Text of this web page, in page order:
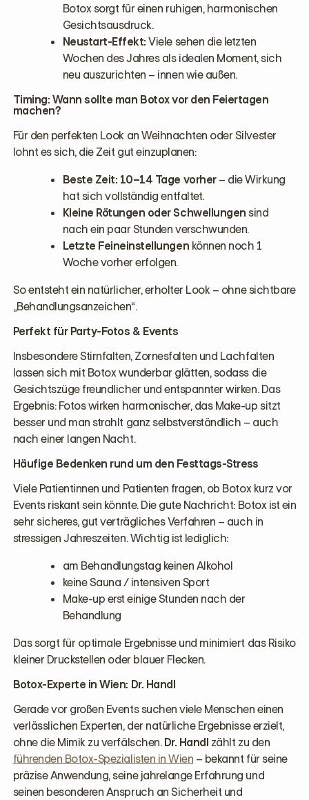
Botox sorgt für einen ruhigen, harmonischen
Gesichtsausdruck.
Neustart-Effekt:Viele sehen die letzten
Wochen des Jahres als idealen Moment, sich
neu auszurichten – innen wie außen.
Timing: Wann sollte man Botox vor den Feiertagen
machen?
Für den perfekten Look an Weihnachten oder Silvester
lohnt es sich, die Zeit gut einzuplanen:
Beste Zeit: 10–14 Tage vorher– die Wirkung
hat sich vollständig entfaltet.
Kleine Rötungen oder Schwellungensind
nach ein paar Stunden verschwunden.
Letzte Feineinstellungen können noch 1
Woche vorher erfolgen.
So entsteht ein natürlicher, erholter Look – ohne sichtbare
„Behandlungsanzeichen“.
Perfekt für Party-Fotos & Events
Insbesondere Stirnfalten, Zornesfalten und Lachfalten
lassen sich mit Botox wunderbar glätten, sodass die
Gesichtszüge freundlicher und entspannter wirken. Das
Ergebnis: Fotos wirken harmonischer, das Make-up sitzt
besser und man strahlt ganz selbstverständlich – auch
nach einer langen Nacht.
Häufige Bedenken rund um den Festtags-Stress
Viele Patientinnen und Patienten fragen, ob Botox kurz vor
Events riskant sein könnte. Die gute Nachricht: Botox ist ein
sehr sicheres, gut verträgliches Verfahren – auch in
stressigen Jahreszeiten. Wichtig ist lediglich:
am Behandlungstag keinen Alkohol
keine Sauna / intensiven Sport
Make-up erst einige Stunden nach der
Behandlung
Das sorgt für optimale Ergebnisse und minimiert das Risiko
kleiner Druckstellen oder blauer Flecken.
Botox-Experte in Wien: Dr. Handl
Gerade vor großen Events suchen viele Menschen einen
verlässlichen Experten, der natürliche Ergebnisse erzielt,
ohne die Mimik zu verfälschen.Dr. Handl zählt zu den
führenden Botox-Spezialisten in Wien – bekannt für seine
präzise Anwendung, seine jahrelange Erfahrung und
seinen besonderen Anspruch an Sicherheit und